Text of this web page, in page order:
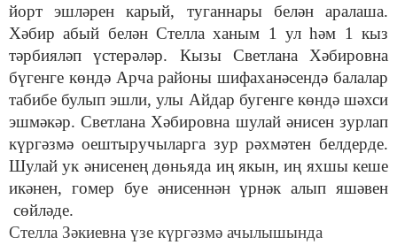
йорт эшләрен карый, туганнары белән аралаша.
Хәбир абый белән Стелла ханым 1 ул һәм 1 кыз
тәрбияләп үстерәләр. Кызы Светлана Хәбировна
бүгенге көндә Арча районы шифаханәсендә балалар
табибе булып эшли, улы Айдар бугенге көндә шәхси
эшмәкәр. Светлана Хәбировна шулай әнисен зурлап
күргәзмә оештыручыларга зур рәхмәтен белдерде.
Шулай ук әнисенең дөньяда иң якын, иң яхшы кеше
икәнен, гомер буе әнисеннән үрнәк алып яшәвен
сөйләде.
Стелла Зәкиевна үзе күргәзмә ачылышында